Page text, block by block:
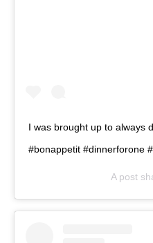
I was brought up to always
#bonappetit #dinnerforone
A post